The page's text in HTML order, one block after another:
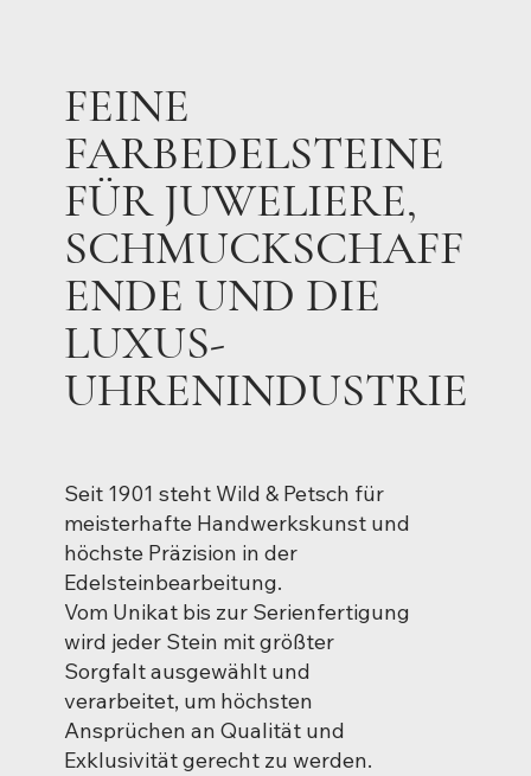
FEINE
FARBEDELSTEINE
FÜR JUWELIERE,
SCHMUCKSCHAFF
ENDE UND DIE
LUXUS-
UHRENINDUSTRIE
Seit 1901 steht Wild & Petsch für
meisterhafte Handwerkskunst und
höchste Präzision in der
Edelsteinbearbeitung.
Vom Unikat bis zur Serienfertigung
wird jeder Stein mit größter
Sorgfalt ausgewählt und
verarbeitet, um höchsten
Ansprüchen an Qualität und
Exklusivität gerecht zu werden.